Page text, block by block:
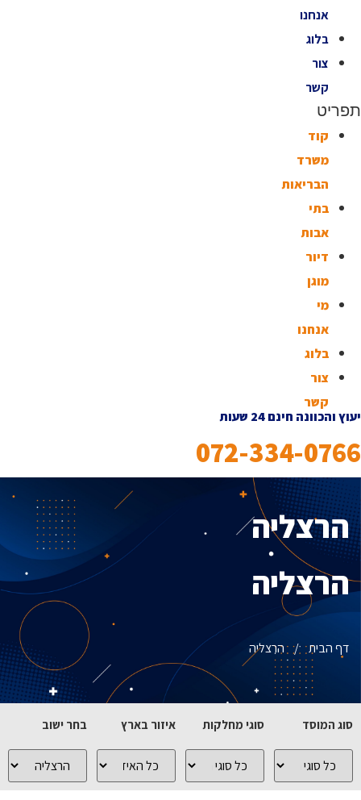
אנחנו
בלוג
צור
קשר
תפריט
קוד
משרד
הבריאות
בתי
אבות
דיור
מוגן
מי
אנחנו
בלוג
צור
קשר
יעוץ והכוונה חינם 24 שעות
072-334-0766
הרצליה
הרצליה
דף הבית/הרצליה
סוג המוסד
כל
סוגי
המוסדות
סוגי מחלקות
כל
סוגי
המחלקות
איזור בארץ
כל
האיזורים
בארץ
בחר ישוב
כל
הישובים